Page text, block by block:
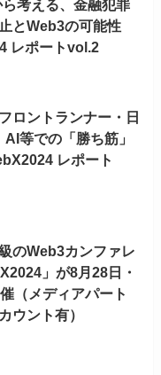
考える、金融犯罪
とWeb3の可能性
レポートvol.2
ロントランナー・日
等での「勝ち筋」
レポート
のWeb3カンファレ
」が8月28日・
（メディアパート
ウント有）